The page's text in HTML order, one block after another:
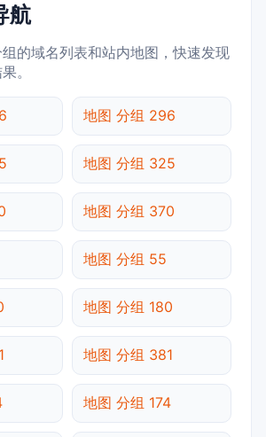
航
的域名列表和站内地图，快速发现
。
地图 分组 296
地图 分组 325
地图 分组 370
地图 分组 55
地图 分组 180
地图 分组 381
地图 分组 174